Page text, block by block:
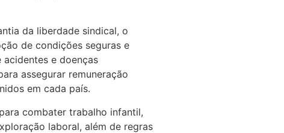
da liberdade sindical, o
de condições seguras e
acidentes e doenças
assegurar remuneração
em cada país.
combater trabalho infantil,
laboral, além de regras